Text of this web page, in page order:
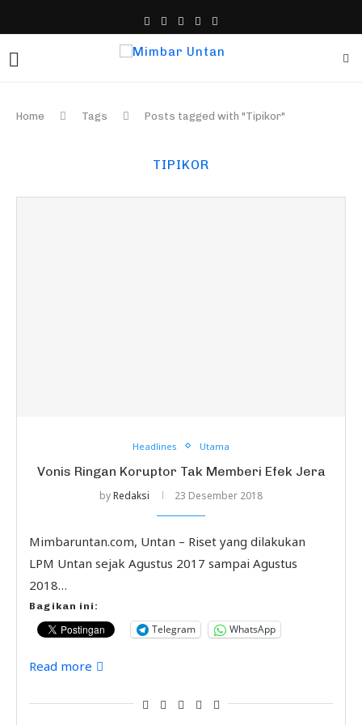
Home Tags Posts tagged with "Tipikor"
TIPIKOR
Headlines Utama
Vonis Ringan Koruptor Tak Memberi Efek Jera
byRedaksi 23 Desember 2018
Mimbaruntan.com, Untan – Riset yang dilakukan
LPM Untan sejak Agustus 2017 sampai Agustus
2018…
Bagikan ini:
Telegram WhatsApp
Read more